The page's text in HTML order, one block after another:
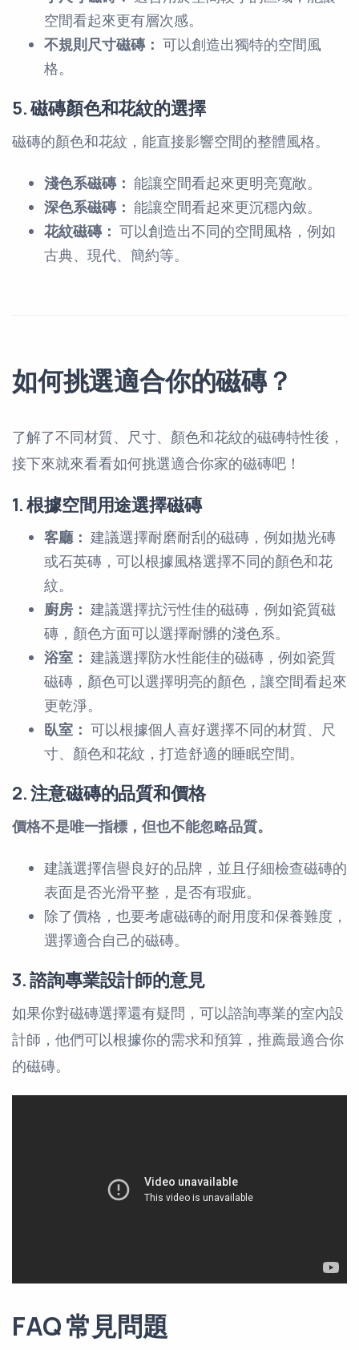
空間看起來更有層次感。
不規則尺寸磁磚： 可以創造出獨特的空間風
格。
5. 磁磚顏色和花紋的選擇
磁磚的顏色和花紋，能直接影響空間的整體風格。
淺色系磁磚： 能讓空間看起來更明亮寬敞。
深色系磁磚： 能讓空間看起來更沉穩內斂。
花紋磁磚： 可以創造出不同的空間風格，例如
古典、現代、簡約等。
如何挑選適合你的磁磚？
了解了不同材質、尺寸、顏色和花紋的磁磚特性後，
接下來就來看看如何挑選適合你家的磁磚吧！
1. 根據空間用途選擇磁磚
客廳： 建議選擇耐磨耐刮的磁磚，例如拋光磚
或石英磚，可以根據風格選擇不同的顏色和花
紋。
廚房： 建議選擇抗污性佳的磁磚，例如瓷質磁
磚，顏色方面可以選擇耐髒的淺色系。
浴室： 建議選擇防水性能佳的磁磚，例如瓷質
磁磚，顏色可以選擇明亮的顏色，讓空間看起來
更乾淨。
臥室： 可以根據個人喜好選擇不同的材質、尺
寸、顏色和花紋，打造舒適的睡眠空間。
2. 注意磁磚的品質和價格
價格不是唯一指標，但也不能忽略品質。
建議選擇信譽良好的品牌，並且仔細檢查磁磚的
表面是否光滑平整，是否有瑕疵。
除了價格，也要考慮磁磚的耐用度和保養難度，
選擇適合自己的磁磚。
3. 諮詢專業設計師的意見
如果你對磁磚選擇還有疑問，可以諮詢專業的室內設
計師，他們可以根據你的需求和預算，推薦最適合你
的磁磚。
FAQ 常見問題